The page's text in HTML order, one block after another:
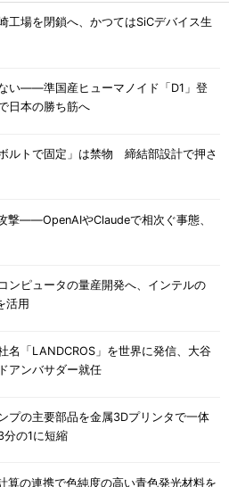
工場を閉鎖へ、かつてはSiCデバイス生
い――準国産ヒューマノイド「D1」登
日本の勝ち筋へ
ボルトで固定」は禁物 締結部設計で押さ
撃――OpenAIやClaudeで相次ぐ事態、
ンピュータの量産開発へ、インテルの
活用
名「LANDCROS」を世界に発信、大谷
アンバサダー就任
プの主要部品を金属3Dプリンタで一体
分の1に短縮
算の連携で色純度の高い青色発光材料を